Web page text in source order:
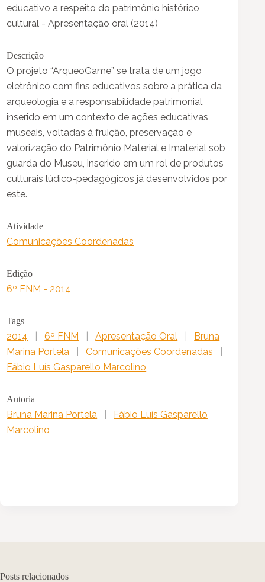
educativo a respeito do patrimônio histórico
cultural - Apresentação oral (2014)
Descrição
O projeto “ArqueoGame” se trata de um jogo
eletrônico com fins educativos sobre a prática da
arqueologia e a responsabilidade patrimonial,
inserido em um contexto de ações educativas
museais, voltadas à fruição, preservação e
valorização do Patrimônio Material e Imaterial sob
guarda do Museu, inserido em um rol de produtos
culturais lúdico-pedagógicos já desenvolvidos por
este.
Atividade
Comunicações Coordenadas
Edição
6º FNM - 2014
Tags
2014 6º FNM Apresentação Oral
Bruna
Marina Portela
Comunicações Coordenadas
Fábio Luís Gasparello Marcolino
Autoria
Bruna Marina Portela
Fábio Luís Gasparello
Marcolino
Posts relacionados